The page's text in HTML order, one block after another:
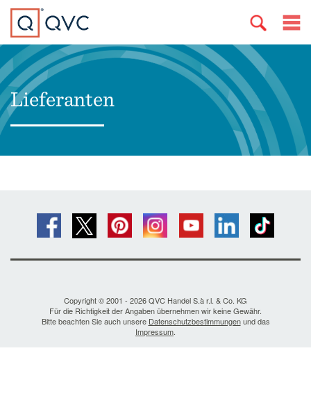
Lieferanten
Copyright © 2001 - 2026 QVC Handel S.à r.l. & Co. KG
Für die Richtigkeit der Angaben übernehmen wir keine Gewähr.
Bitte beachten Sie auch unsere Datenschutzbestimmungenund das
Impressum.